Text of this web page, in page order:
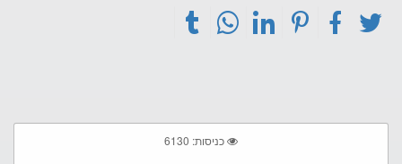
כניסות: 6130